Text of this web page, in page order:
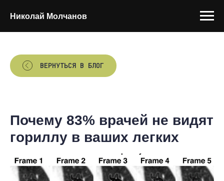
Николай Молчанов
ВЕРНУТЬСЯ В БЛОГ
Почему 83% врачей не видят
гориллу в ваших легких